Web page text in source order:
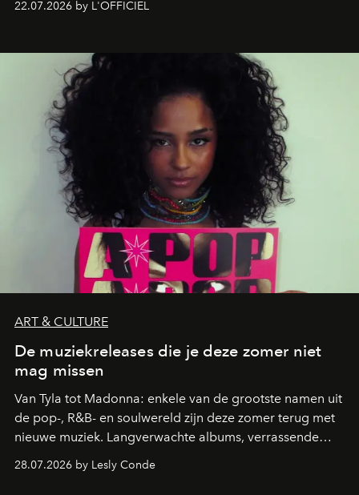
verandert in een bruisende ontmoetingsplek en de
neerstrijkt in Saint-Tropez. Dit zijn de nieuwe adressen
die deze zomer de toon zetten, van lange lunches tot
zwoele nachten.
22.07.2026 by L'OFFICIEL
ART & CULTURE
De muziekreleases die je deze zomer niet
mag missen
Van Tyla tot Madonna: enkele van de grootste namen uit
de pop-, R&B- en soulwereld zijn deze zomer terug met
nieuwe muziek. Langverwachte albums, verrassende
comebacks en veelbelovende nieuwe projecten: dit zijn
de releases die je niet mag missen.
28.07.2026 by Lesly Conde